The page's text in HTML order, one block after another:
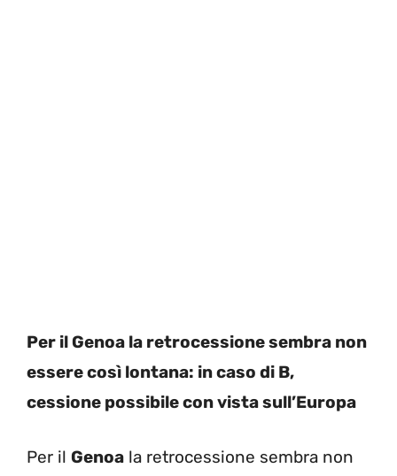
Per il Genoa la retrocessione sembra non
essere così lontana: in caso di B,
cessione possibile con vista sull’Europa
Per il Genoa la retrocessione sembra non